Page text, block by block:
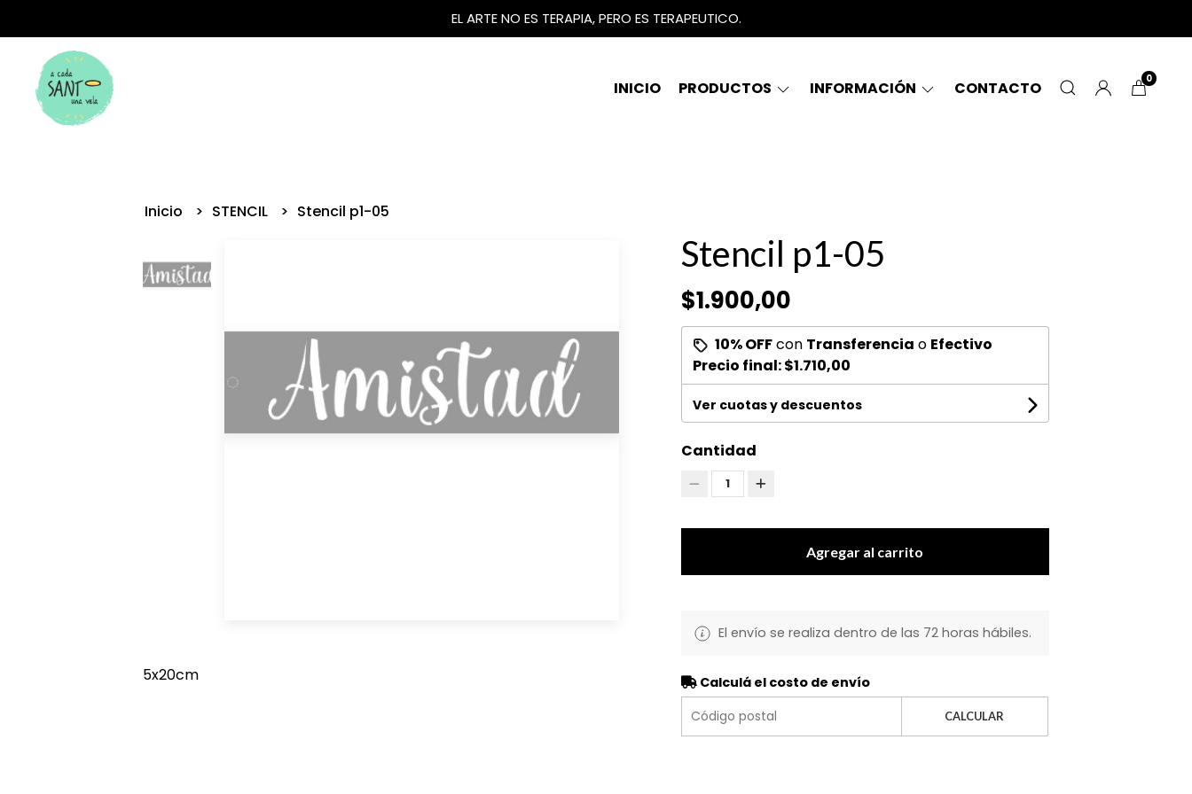
EL ARTE NO ES TERAPIA, PERO ES TERAPEUTICO.
INICIO PRODUCTOS INFORMACIÓN CONTACTO 0
Inicio STENCIL Stencil p1-05
5x20cm
Stencil p1-05
$1.900,00
10% OFFcon Transferencia o Efectivo
Precio final:$1.710,00
Ver cuotas y descuentos
Cantidad
1
Agregar al carrito
El envío se realiza dentro de las 72 horas hábiles.
Calculá el costo de envío
CALCULAR